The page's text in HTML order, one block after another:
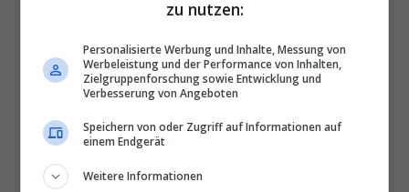
besten News direkt in
Ihr E‑Mail-Postfach
Täglich oder wöchentlich, mit mehr Insights oder
weniger. Bei Travel­news haben Sie die Wahl.
zu nutzen:
Personalisierte Werbung und Inhalte, Messung von
Werbeleistung und der Performance von Inhalten,
Zielgruppenforschung sowie Entwicklung und
Verbesserung von Angeboten
Speichern von oder Zugriff auf Informationen auf
einem Endgerät
Weitere Informationen